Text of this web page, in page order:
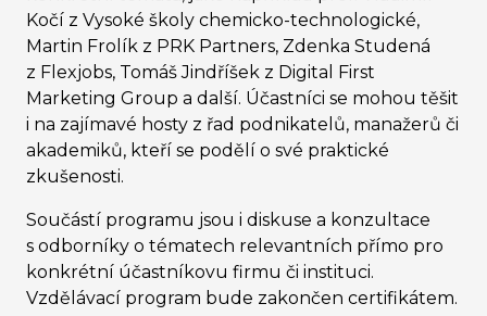
Kočí z Vysoké školy chemicko-technologické,
Martin Frolík z PRK Partners, Zdenka Studená
z Flexjobs, Tomáš Jindříšek z Digital First
Marketing Group a další. Účastníci se mohou těšit
i na zajímavé hosty z řad podnikatelů, manažerů či
akademiků, kteří se podělí o své praktické
zkušenosti.
Součástí programu jsou i diskuse a konzultace
s odborníky o tématech relevantních přímo pro
konkrétní účastníkovu firmu či instituci.
Vzdělávací program bude zakončen certifikátem.